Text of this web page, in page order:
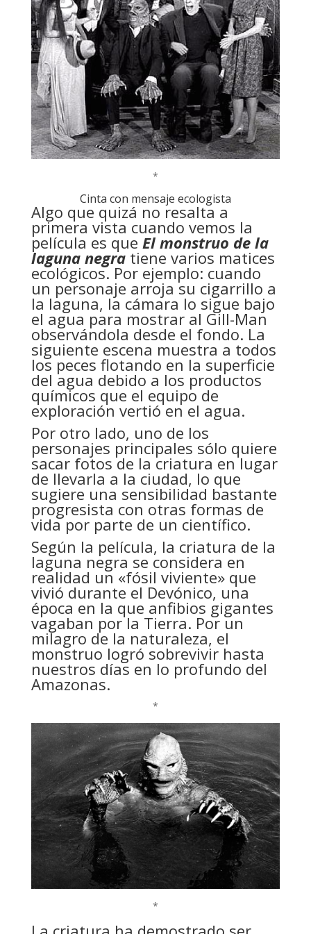
*
Cinta con mensaje ecologista
Algo que quizá no resalta a
primera vista cuando vemos la
película es que El monstruo de la
laguna negratiene varios matices
ecológicos. Por ejemplo: cuando
un personaje arroja su cigarrillo a
la laguna, la cámara lo sigue bajo
el agua para mostrar al Gill-Man
observándola desde el fondo. La
siguiente escena muestra a todos
los peces flotando en la superficie
del agua debido a los productos
químicos que el equipo de
exploración vertió en el agua.
Por otro lado, uno de los
personajes principales sólo quiere
sacar fotos de la criatura en lugar
de llevarla a la ciudad, lo que
sugiere una sensibilidad bastante
progresista con otras formas de
vida por parte de un científico.
Según la película, la criatura de la
laguna negra se considera en
realidad un «fósil viviente» que
vivió durante el Devónico, una
época en la que anfibios gigantes
vagaban por la Tierra. Por un
milagro de la naturaleza, el
monstruo logró sobrevivir hasta
nuestros días en lo profundo del
Amazonas.
*
*